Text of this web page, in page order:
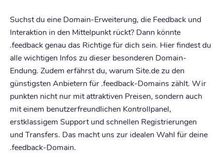
Suchst du eine Domain-Erweiterung, die Feedback und
Interaktion in den Mittelpunkt rückt? Dann könnte
.feedback genau das Richtige für dich sein. Hier findest du
alle wichtigen Infos zu dieser besonderen Domain-
Endung. Zudem erfährst du, warum Site.de zu den
günstigsten Anbietern für .feedback-Domains zählt. Wir
punkten nicht nur mit attraktiven Preisen, sondern auch
mit einem benutzerfreundlichen Kontrollpanel,
erstklassigem Support und schnellen Registrierungen
und Transfers. Das macht uns zur idealen Wahl für deine
.feedback-Domain.